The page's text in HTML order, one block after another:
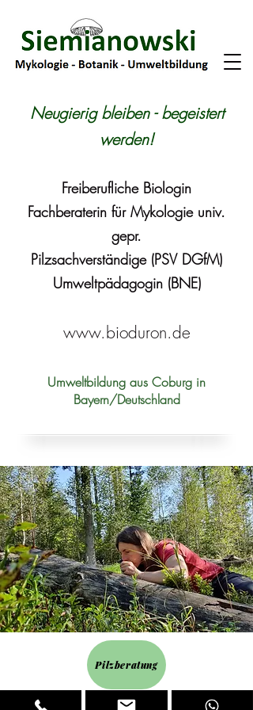
Neugierig bleiben - begeistert
werden!
Freiberufliche Biologin
Fachberaterin für Mykologie univ.
gepr.
Pilzsachverständige (PSV DGfM)
Umweltpädagogin (BNE)
www.bioduron.de
Umweltbildung aus Coburg in
Bayern/Deutschland
Pilzberatung